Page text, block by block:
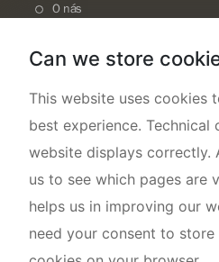
O nás
Can we store
This website uses cookies
best experience. Technical
website displays correctly.
us to see which pages are
helps us in improving our
need your consent to